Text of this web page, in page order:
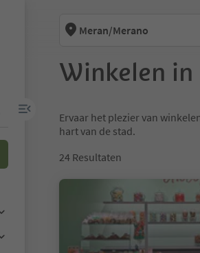
gebruikerslink
menulink
Meran/Merano
Winkelen in
Ervaar het plezier van
hart van de stad.
24 Resultaten